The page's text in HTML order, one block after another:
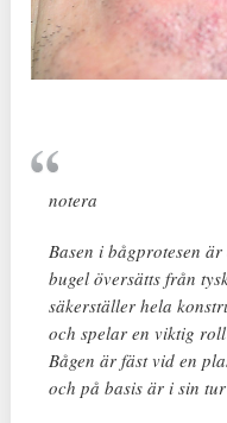
notera
Basen i bågprotesen
bugel översätts från
säkerställer hela
och spelar en viktig
Bågen är fäst vid en
och på basis är i sin